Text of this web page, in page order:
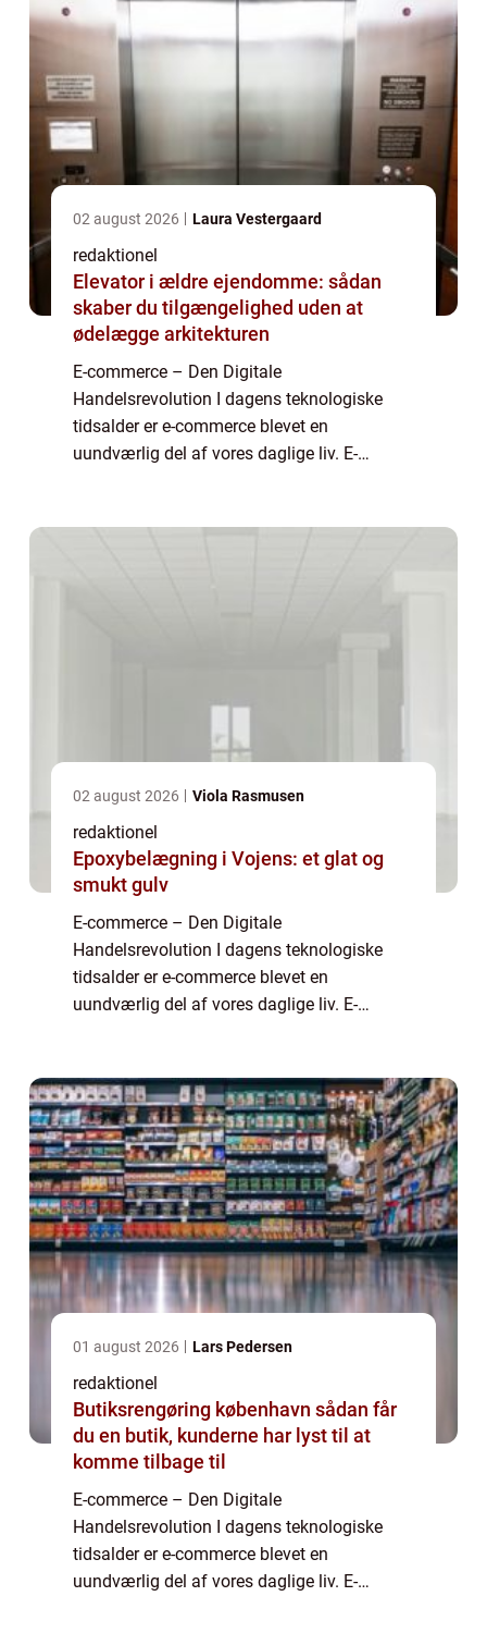
02 august 2026 Laura Vestergaard
redaktionel
Elevator i ældre ejendomme: sådan
skaber du tilgængelighed uden at
ødelægge arkitekturen
E-commerce – Den Digitale
Handelsrevolution I dagens teknologiske
tidsalder er e-commerce blevet en
uundværlig del af vores daglige liv. E-
02 august 2026 Viola Rasmusen
redaktionel
Epoxybelægning i Vojens: et glat og
smukt gulv
E-commerce – Den Digitale
Handelsrevolution I dagens teknologiske
tidsalder er e-commerce blevet en
uundværlig del af vores daglige liv. E-
over internette...
01 august 2026 Lars Pedersen
redaktionel
Butiksrengøring københavn sådan får
du en butik, kunderne har lyst til at
komme tilbage til
E-commerce – Den Digitale
Handelsrevolution I dagens teknologiske
tidsalder er e-commerce blevet en
uundværlig del af vores daglige liv. E-